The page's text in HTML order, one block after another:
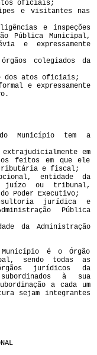
oficiais;
e visitantes nas
e inspeções
Pública Municipal,
e expressamente
colegiados da
dos atos oficiais;
e expressamente
Município tem a
em
feitos em que ele
tributária e fiscal;
entidade da
juízo ou tribunal,
Poder Executivo;
jurídica e
Pública
da Administração
é o Órgão
sendo todas as
jurídicos da
à sua
a cada um
sejam integrantes